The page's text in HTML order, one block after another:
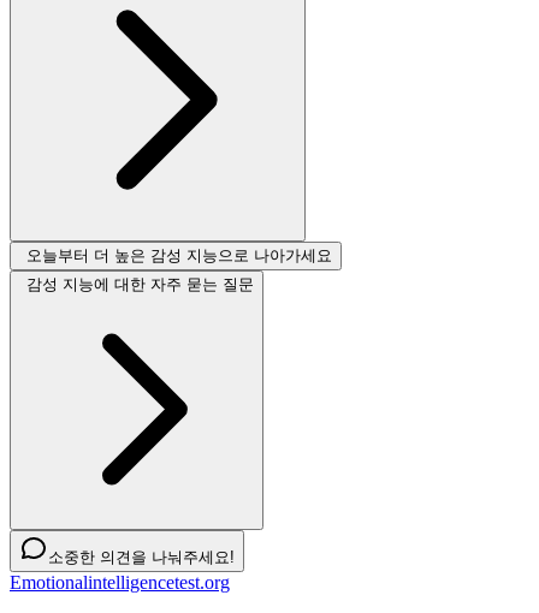
오늘부터 더 높은 감성 지능으로 나아가세요
감성 지능에 대한 자주 묻는 질문
소중한 의견을 나눠주세요!
Emotionalintelligencetest.org